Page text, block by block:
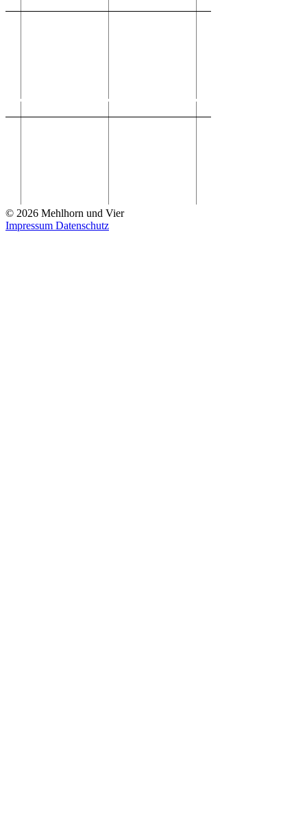
© 2026 Mehlhorn und Vier
Impressum Datenschutz